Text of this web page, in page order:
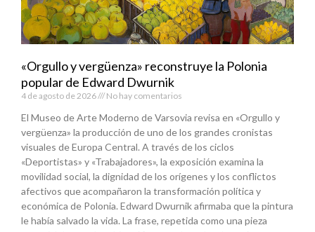
«Orgullo y vergüenza» reconstruye la Polonia
popular de Edward Dwurnik
4 de agosto de 2026 No hay comentarios
El Museo de Arte Moderno de Varsovia revisa en «Orgullo y
vergüenza» la producción de uno de los grandes cronistas
visuales de Europa Central. A través de los ciclos
«Deportistas» y «Trabajadores», la exposición examina la
movilidad social, la dignidad de los orígenes y los conflictos
afectivos que acompañaron la transformación política y
económica de Polonia. Edward Dwurnik afirmaba que la pintura
le había salvado la vida. La frase, repetida como una pieza